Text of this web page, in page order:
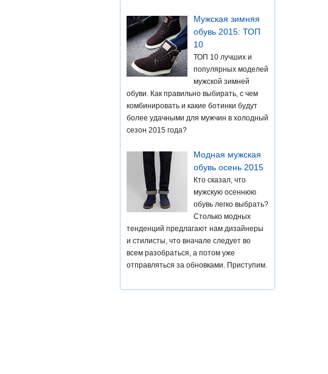
Мужская зимняя
обувь 2015: ТОП
10
ТОП 10 лучших и
популярных моделей
мужской зимней
обуви. Как правильно выбирать, с чем
комбинировать и какие ботинки будут
более удачными для мужчин в холодный
сезон 2015 года?
Модная мужская
обувь осень 2015
Кто сказал, что
мужскую осеннюю
обувь легко выбрать?
Столько модных
тенденций предлагают нам дизайнеры
и стилисты, что вначале следует во
всем разобраться, а потом уже
отправляться за обновками. Приступим.